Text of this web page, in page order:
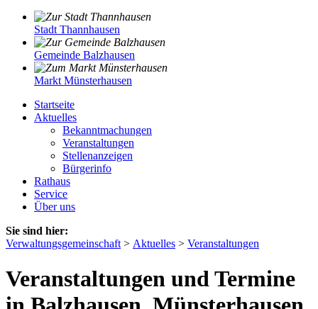
Stadt Thannhausen
Gemeinde Balzhausen
Markt Münsterhausen
Startseite
Aktuelles
Bekanntmachungen
Veranstaltungen
Stellenanzeigen
Bürgerinfo
Rathaus
Service
Über uns
Sie sind hier:
Verwaltungsgemeinschaft > Aktuelles > Veranstaltungen
Veranstaltungen und Termine